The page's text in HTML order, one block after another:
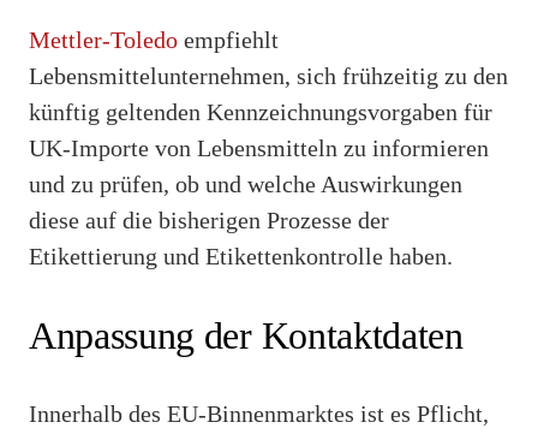
Mettler-Toledo empfiehlt
Lebensmittelunternehmen, sich frühzeitig zu den
künftig geltenden Kennzeichnungsvorgaben für
UK-Importe von Lebensmitteln zu informieren
und zu prüfen, ob und welche Auswirkungen
diese auf die bisherigen Prozesse der
Etikettierung und Etikettenkontrolle haben.
Anpassung der Kontaktdaten
Innerhalb des EU-Binnenmarktes ist es Pflicht,